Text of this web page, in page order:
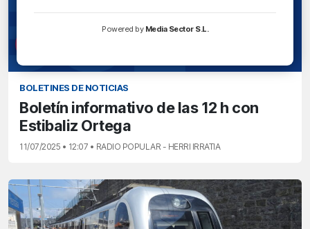
BOLETINES DE NOTICIAS
Boletín informativo de las 12 h con
Estibaliz Ortega
11/07/2025 • 12:07 • RADIO POPULAR - HERRI IRRATIA
Powered by Media Sector S.L.